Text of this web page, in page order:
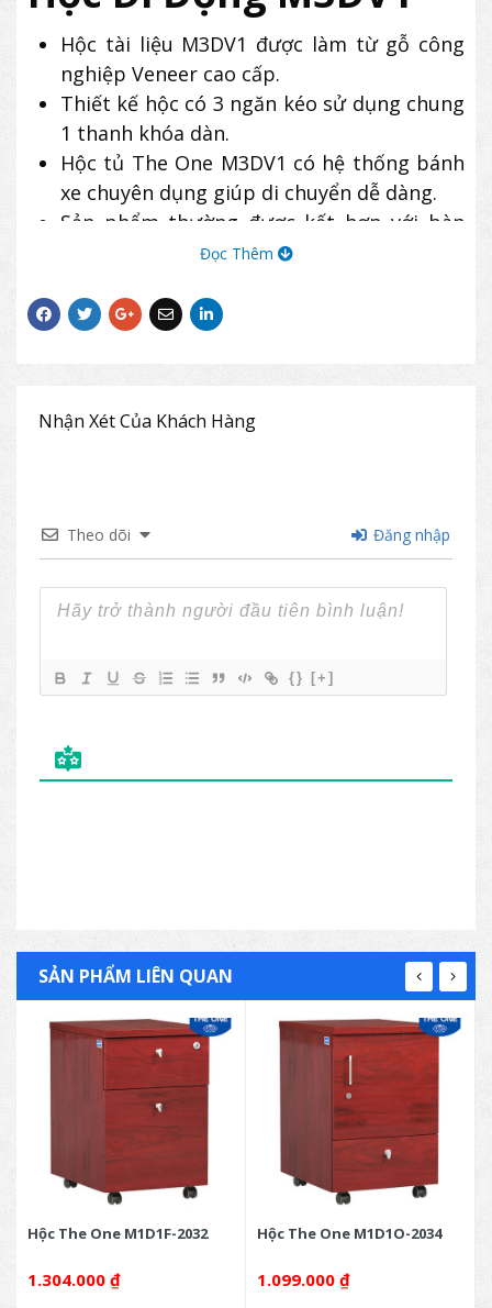
Hộc tài liệu M3DV1 được làm từ gỗ công
nghiệp Veneer cao cấp.
Thiết kế hộc có 3 ngăn kéo sử dụng chung
1 thanh khóa dàn.
Hộc tủ The One M3DV1 có hệ thống bánh
xe chuyên dụng giúp di chuyển dễ dàng.
Sản phẩm thường được kết hợp với bàn
văn phòng, bàn giám đốc để tạo sự tiện
Đọc Thêm
Nhận Xét Của Khách Hàng
Theo dõi Đăng nhập
{} [+]
SẢN PHẨM LIÊN QUAN
Hộc The One M1D1F-2032
1.304.000 ₫
Hộc The One M1D1O-2034
1.099.000 ₫